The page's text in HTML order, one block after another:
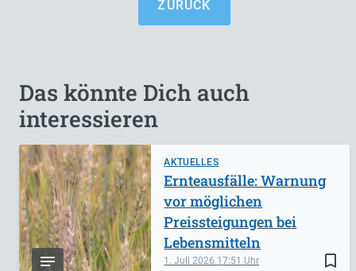
ZURÜCK
Das könnte Dich auch
interessieren
AKTUELLES
bookmark_border
1. Juli 2026 17:51
Ernteausfälle: Warnung
vor möglichen
Preissteigungen bei
Lebensmitteln